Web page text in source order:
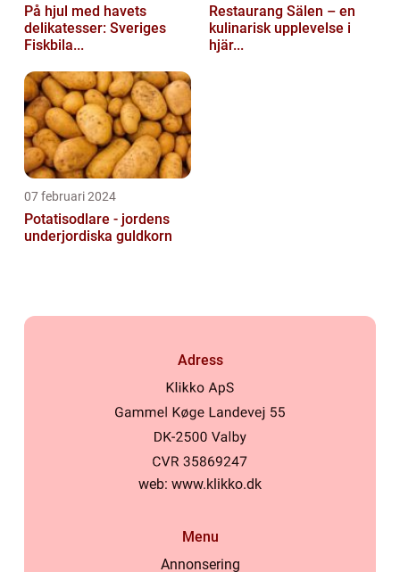
På hjul med havets
delikatesser: Sveriges
Fiskbila...
Restaurang Sälen – en
kulinarisk upplevelse i
hjär...
07 februari 2024
Potatisodlare - jordens
underjordiska guldkorn
Adress
web: www.klikko.dk
Menu
Annonsering